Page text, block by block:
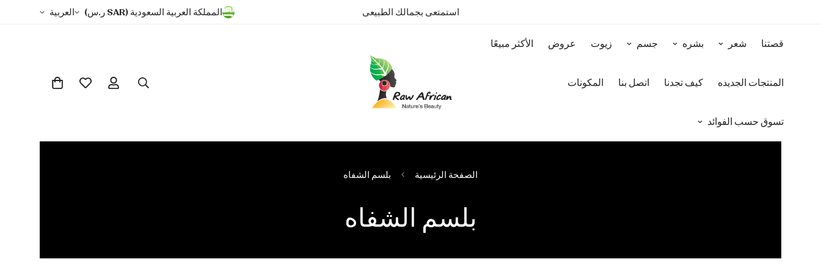
استمتعى بجمالك الطبيعى المملكة العربية السعودية (SAR ر.س) العربية
قصتنا شعر بشره جسم زيوت عروض الأكثر مبيعًا
المنتجات الجديده كيف تجدنا اتصل بنا المكونات
تسوق حسب الفوائد
الصفحة الرئيسية بلسم الشفاه
بلسم الشفاه